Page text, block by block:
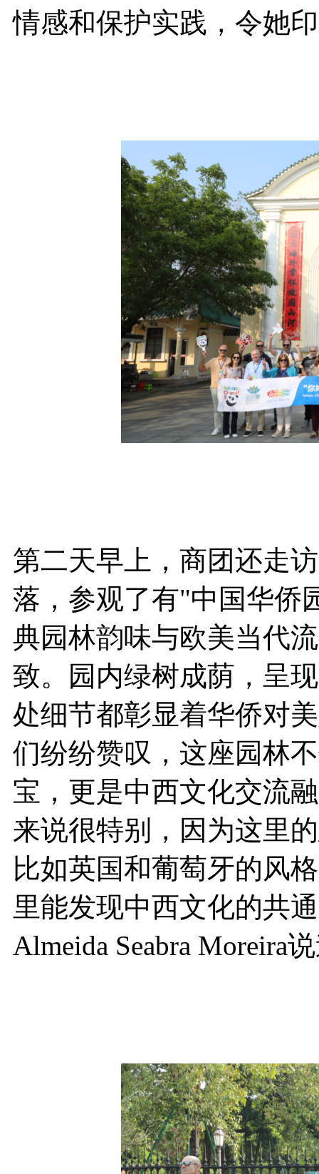
情感和保护实践，令她
第二天早上，商团还走
落，参观了有"中国华侨
典园林韵味与欧美当代
致。园内绿树成荫，呈
处细节都彰显着华侨对
们纷纷赞叹，这座园林
宝，更是中西文化交流
来说很特别，因为这里
比如英国和葡萄牙的风
里能发现中西文化的共
Almeida Seabra Moreira